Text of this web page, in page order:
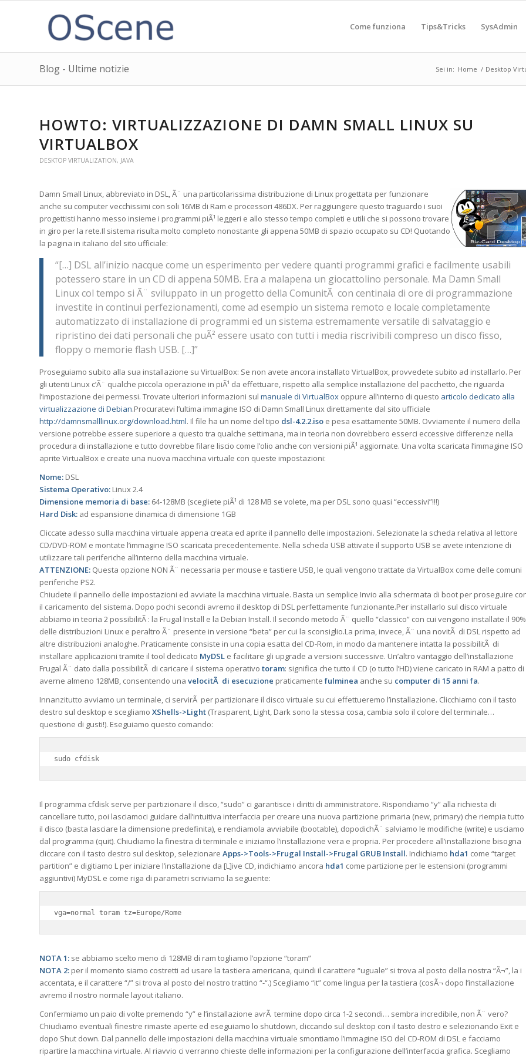
Come funziona Tips&Tricks SysAdmin
Blog - Ultime notizie Sei in: Home / Desktop
HOWTO: VIRTUALIZZAZIONE DI DAMN SMALL LINUX SU
VIRTUALBOX
DESKTOP VIRTUALIZATION, JAVA
Damn Small Linux, abbreviato in DSL, Ã¨ una particolarissima distribuzione di Linux progettata per funzionare
anche su computer vecchissimi con soli 16MB di Ram e processori 486DX. Per raggiungere questo traguardo i suoi
progettisti hanno messo insieme i programmi piÃ¹ leggeri e allo stesso tempo completi e utili che si possono trovare
in giro per la rete.Il sistema risulta molto completo nonostante gli appena 50MB di spazio occupato su CD! Quotando
la pagina in italiano del sito ufficiale:
“[…] DSL all’inizio nacque come un esperimento per vedere quanti programmi grafici e facilmente usabili
potessero stare in un CD di appena 50MB. Era a malapena un giocattolino personale. Ma Damn Small
Linux col tempo si Ã¨ sviluppato in un progetto della ComunitÃ con centinaia di ore di programmazione
investite in continui perfezionamenti, come ad esempio un sistema remoto e locale completamente
automatizzato di installazione di programmi ed un sistema estremamente versatile di salvataggio e
ripristino dei dati personali che puÃ² essere usato con tutti i media riscrivibili compreso un disco fisso,
floppy o memorie flash USB. […]”
Proseguiamo subito alla sua installazione su VirtualBox: Se non avete ancora installato VirtualBox, provvedete subito ad installarlo. Per
gli utenti Linux c’Ã¨ qualche piccola operazione in piÃ¹ da effettuare, rispetto alla semplice installazione del pacchetto, che riguarda
l’impostazione dei permessi. Trovate ulteriori informazioni sul manuale di VirtualBox oppure all’interno di questo articolo dedicato alla
virtualizzazione di Debian.Procuratevi l’ultima immagine ISO di Damn Small Linux direttamente dal sito ufficiale
http://damnsmalllinux.org/download.html. Il file ha un nome del tipo dsl-4.2.2.iso e pesa esattamente 50MB. Ovviamente il numero della
versione potrebbe essere superiore a questo tra qualche settimana, ma in teoria non dovrebbero esserci eccessive differenze nella
procedura di installazione e tutto dovrebbe filare liscio come l’olio anche con versioni piÃ¹ aggiornate. Una volta scaricata l’immagine ISO
aprite VirtualBox e create una nuova macchina virtuale con queste impostazioni:
Nome: DSL
Sistema Operativo: Linux 2.4
Dimensione memoria di base: 64-128MB (scegliete piÃ¹ di 128 MB se volete, ma per DSL sono quasi “eccessivi”!!!)
Hard Disk: ad espansione dinamica di dimensione 1GB
Cliccate adesso sulla macchina virtuale appena creata ed aprite il pannello delle impostazioni. Selezionate la scheda relativa al lettore
CD/DVD-ROM e montate l’immagine ISO scaricata precedentemente. Nella scheda USB attivate il supporto USB se avete intenzione di
utilizzare tali periferiche all’interno della macchina virtuale.
ATTENZIONE: Questa opzione NON Ã¨ necessaria per mouse e tastiere USB, le quali vengono trattate da VirtualBox come delle comuni
periferiche PS2.
Chiudete il pannello delle impostazioni ed avviate la macchina virtuale. Basta un semplice Invio alla schermata di boot per proseguire
il caricamento del sistema. Dopo pochi secondi avremo il desktop di DSL perfettamente funzionante.Per installarlo sul disco virtuale
abbiamo in teoria 2 possibilitÃ : la Frugal Install e la Debian Install. Il secondo metodo Ã¨ quello “classico” con cui vengono installate il 90%
delle distribuzioni Linux e peraltro Ã¨ presente in versione “beta” per cui la sconsiglio.La prima, invece, Ã¨ una novitÃ di DSL rispetto ad
altre distribuzioni analoghe. Praticamente consiste in una copia esatta del CD-Rom, in modo da mantenere intatta la possibilitÃ di
installare applicazioni tramite il tool dedicato MyDSL e facilitare gli upgrade a versioni successive. Un’altro vantaggio dell’installazione
Frugal Ã¨ dato dalla possibilitÃ di caricare il sistema operativo toram: significa che tutto il CD (o tutto l’HD) viene caricato in RAM a patto di
averne almeno 128MB, consentendo una velocitÃ di esecuzione praticamente fulminea anche su computer di 15 anni fa.
Innanzitutto avviamo un terminale, ci servirÃ per partizionare il disco virtuale su cui effettueremo l’installazione. Clicchiamo con il tasto
destro sul desktop e scegliamo XShells->Light (Trasparent, Light, Dark sono la stessa cosa, cambia solo il colore del terminale…
questione di gusti!). Eseguiamo questo comando:
sudo cfdisk
Il programma cfdisk serve per partizionare il disco, “sudo” ci garantisce i diritti di amministratore. Rispondiamo “y” alla richiesta di
cancellare tutto, poi lasciamoci guidare dall’intuitiva interfaccia per creare una nuova partizione primaria (new, primary) che riempia tutto
il disco (basta lasciare la dimensione predefinita), e rendiamola avviabile (bootable), dopodichÃ¨ salviamo le modifiche (write) e usciamo
dal programma (quit). Chiudiamo la finestra di terminale e iniziamo l’installazione vera e propria. Per procedere all’installazione bisogna
cliccare con il tasto destro sul desktop, selezionare Apps->Tools->Frugal Install->Frugal GRUB Install. Indichiamo hda1 come “target
partition” e digitiamo L per iniziare l’installazione da [L]ive CD, indichiamo ancora hda1 come partizione per le estensioni (programmi
aggiuntivi) MyDSL e come riga di parametri scriviamo la seguente:
vga=normal toram tz=Europe/Rome
NOTA 1: se abbiamo scelto meno di 128MB di ram togliamo l’opzione “toram”
NOTA 2: per il momento siamo costretti ad usare la tastiera americana, quindi il carattere “uguale” si trova al posto della nostra “Ã¬”, la i
accentata, e il carattere “/” si trova al posto del nostro trattino “-“.) Scegliamo “it” come lingua per la tastiera (cosÃ¬ dopo l’installazione
avremo il nostro normale layout italiano.
Confermiamo un paio di volte premendo “y” e l’installazione avrÃ termine dopo circa 1-2 secondi… sembra incredibile, non Ã¨ vero?
Chiudiamo eventuali finestre rimaste aperte ed eseguiamo lo shutdown, cliccando sul desktop con il tasto destro e selezionando Exit e
dopo Shut down. Dal pannello delle impostazioni della macchina virtuale smontiamo l’immagine ISO del CD-ROM di DSL e facciamo
ripartire la macchina virtuale. Al riavvio ci verranno chieste delle informazioni per la configurazione dell’interfaccia grafica. Scegliamo